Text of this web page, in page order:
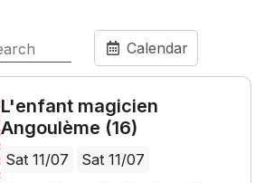
Calendar
L'enfant magicien
Angoulème (16)
Sat 11/07
Sat 11/07